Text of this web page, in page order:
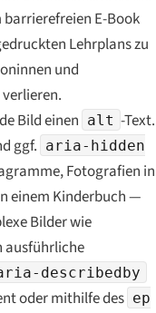
E-Book
Lehrplans zu
und
Bild einen alt -Text.
ggf. aria-hidden
Fotografien in
einem Kinderbuch —
Bilder wie
ausführliche
describedby
oder mithilfe des ep